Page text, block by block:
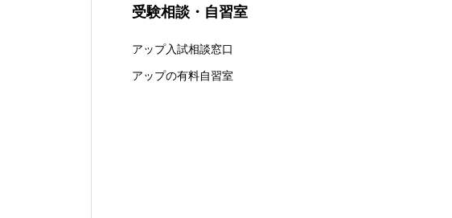
受験相談・自習室
アップ入試相談窓口
アップの有料自習室